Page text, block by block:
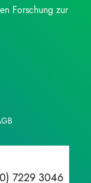
Forschung zur
7229 3046